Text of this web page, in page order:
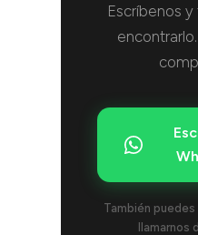
Escríbenos
También
llamarnos